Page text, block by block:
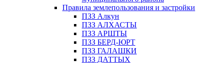
Правила землепользования и застройки
ПЗЗ Алкун
ПЗЗ АЛХАСТЫ
ПЗЗ АРШТЫ
ПЗЗ БЕРД-ЮРТ
ПЗЗ ГАЛАШКИ
ПЗЗ ДАТТЫХ